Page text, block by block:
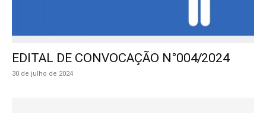
EDITAL DE CONVOCAÇÃO N°004/2024
30 de julho de 2024